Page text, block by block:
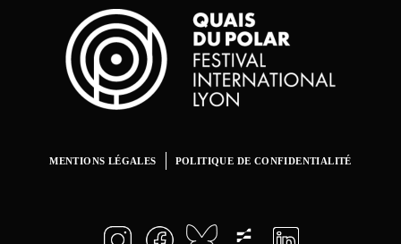
MENTIONS LÉGALES POLITIQUE DE CONFIDENTIALITÉ